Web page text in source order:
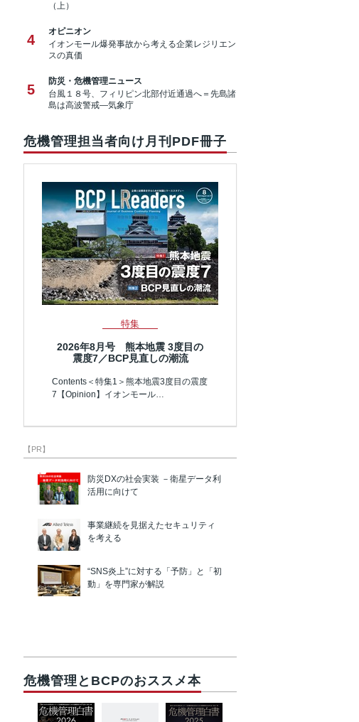
（上）
4
オピニオン
イオンモール爆発事故から考える企業レジリエン
スの真価
5
防災・危機管理ニュース
台風１８号、フィリピン北部付近通過へ＝先島諸
島は高波警戒―気象庁
危機管理担当者向け月刊PDF冊子
特集
2026年8月号 熊本地震 3度目の
震度7／BCP見直しの潮流
Contents＜特集1＞熊本地震3度目の震度
7【Opinion】イオンモール…
【PR】
防災DXの社会実装 －衛星データ利
活用に向けて
事業継続を見据えたセキュリティ
を考える
“SNS炎上”に対する「予防」と「初
動」を専門家が解説
危機管理とBCPのおススメ本